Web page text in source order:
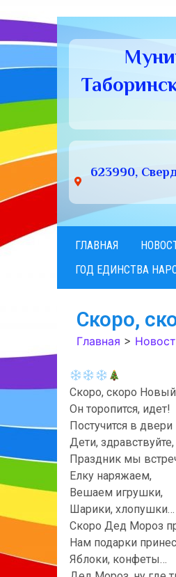
623990,
ГЛАВНАЯ
ГОД ЕДИНСТВА
Скоро,
Главная >
Скоро, скоро
Он торопится, идет!
Постучится в двери
Дети,
Праздник мы
Елку наряжаем,
Вешаем игрушки,
Шарики, хлопушки…
Скоро Дед Мороз
Нам подарки
Яблоки, конфеты…